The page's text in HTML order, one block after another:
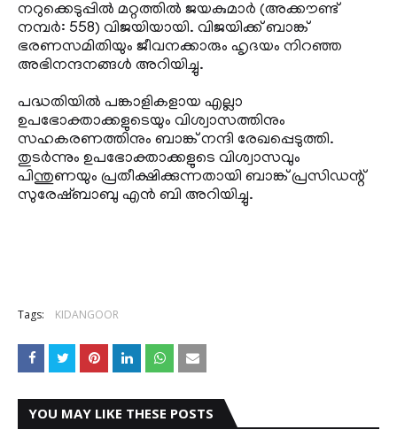
നറുക്കെടുപ്പിൽ മറ്റത്തിൽ ജയകുമാർ (അക്കൗണ്ട്
നമ്പർ: 558) വിജയിയായി. വിജയിക്ക് ബാങ്ക്
ഭരണസമിതിയും ജീവനക്കാരും ഹൃദയം നിറഞ്ഞ
അഭിനന്ദനങ്ങൾ അറിയിച്ചു.
പദ്ധതിയിൽ പങ്കാളികളായ എല്ലാ
ഉപഭോക്താക്കളുടെയും വിശ്വാസത്തിനും
സഹകരണത്തിനും ബാങ്ക് നന്ദി രേഖപ്പെടുത്തി.
തുടർന്നും ഉപഭോക്താക്കളുടെ വിശ്വാസവും
പിന്തുണയും പ്രതീക്ഷിക്കുന്നതായി ബാങ്ക് പ്രസിഡന്റ്‌
സുരേഷ്ബാബു എൻ ബി അറിയിച്ചു.
Tags: KIDANGOOR
YOU MAY LIKE THESE POSTS